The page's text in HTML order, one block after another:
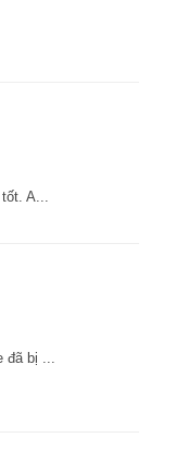
A...
bị ...